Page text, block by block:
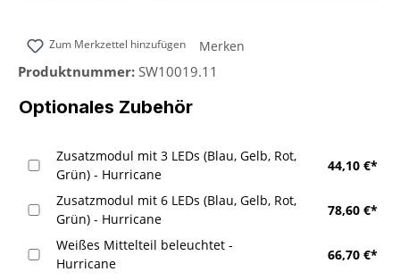
Zum Merkzettel hinzufügen Merken
Produktnummer: SW10019.11
Optionales Zubehör
Zusatzmodul mit 3 LEDs (Blau, Gelb, Rot,
Grün) - Hurricane
44,10 €*
Zusatzmodul mit 6 LEDs (Blau, Gelb, Rot,
Grün) - Hurricane
78,60 €*
Weißes Mittelteil beleuchtet -
Hurricane
66,70 €*